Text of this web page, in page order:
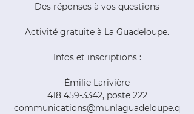
Des réponses à vos questions
Activité gratuite à La Guadeloupe.
Infos et inscriptions :
Émilie Larivière
418 459-3342, poste 222
communications@munlaguadeloupe.q